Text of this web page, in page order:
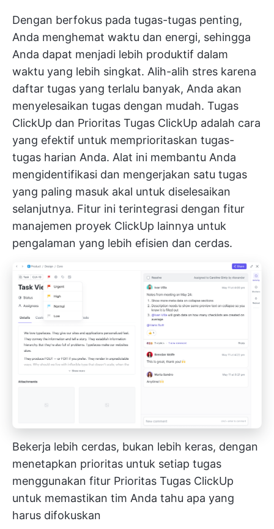
Dengan berfokus pada tugas-tugas penting,
Anda menghemat waktu dan energi, sehingga
Anda dapat menjadi lebih produktif dalam
waktu yang lebih singkat. Alih-alih stres karena
daftar tugas yang terlalu banyak, Anda akan
menyelesaikan tugas dengan mudah. Tugas
ClickUp dan Prioritas Tugas ClickUp adalah cara
yang efektif untuk memprioritaskan tugas-
tugas harian Anda. Alat ini membantu Anda
mengidentifikasi dan mengerjakan satu tugas
yang paling masuk akal untuk diselesaikan
selanjutnya. Fitur ini terintegrasi dengan fitur
manajemen proyek ClickUp lainnya untuk
pengalaman yang lebih efisien dan cerdas.
Bekerja lebih cerdas, bukan lebih keras, dengan
menetapkan prioritas untuk setiap tugas
menggunakan fitur Prioritas Tugas ClickUp
untuk memastikan tim Anda tahu apa yang
harus difokuskan